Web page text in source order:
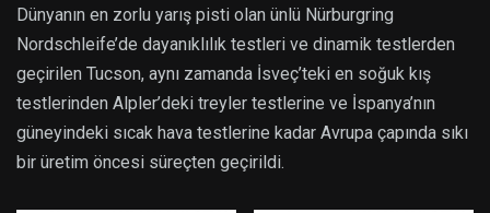
Dünyanın en zorlu yarış pisti olan ünlü Nürburgring
Nordschleife’de dayanıklılık testleri ve dinamik testlerden
geçirilen Tucson, aynı zamanda İsveç’teki en soğuk kış
testlerinden Alpler’deki treyler testlerine ve İspanya’nın
güneyindeki sıcak hava testlerine kadar Avrupa çapında sıkı
bir üretim öncesi süreçten geçirildi.